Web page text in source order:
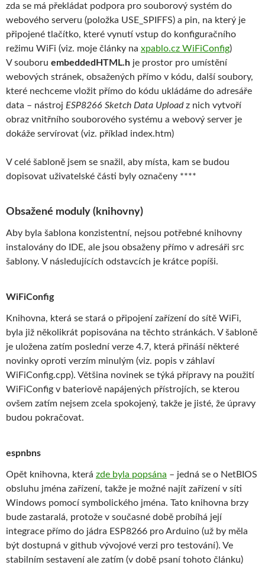
zda se má překládat podpora pro souborový systém do
webového serveru (položka USE_SPIFFS) a pin, na který je
připojené tlačítko, které vynutí vstup do konfiguračního
režimu WiFi (viz. moje články na xpablo.cz WiFiConfig)
V souboru embeddedHTML.h je prostor pro umístění
webových stránek, obsažených přímo v kódu, další soubory,
které nechceme vložit přímo do kódu ukládáme do adresáře
data – nástroj ESP8266 Sketch Data Uploadz nich vytvoří
obraz vnitřního souborového systému a webový server je
dokáže servírovat (viz. příklad index.htm)
V celé šabloně jsem se snažil, aby místa, kam se budou
dopisovat uživatelské části byly označeny ****
Obsažené moduly (knihovny)
Aby byla šablona konzistentní, nejsou potřebné knihovny
instalovány do IDE, ale jsou obsaženy přímo v adresáři src
šablony. V následujících odstavcích je krátce popíši.
WiFiConfig
Knihovna, která se stará o připojení zařízení do sítě WiFi,
byla již několikrát popisována na těchto stránkách. V šabloně
je uložena zatím poslední verze 4.7, která přináší některé
novinky oproti verzím minulým (viz. popis v záhlaví
WiFiConfig.cpp). Většina novinek se týká přípravy na použití
WiFiConfig v bateriově napájených přístrojích, se kterou
ovšem zatím nejsem zcela spokojený, takže je jisté, že úpravy
budou pokračovat.
espnbns
Opět knihovna, která zde byla popsána – jedná se o NetBIOS
obsluhu jména zařízení, takže je možné najít zařízení v síti
Windows pomocí symbolického jména. Tato knihovna brzy
bude zastaralá, protože v současné době probíhá její
integrace přímo do jádra ESP8266 pro Arduino (už by měla
být dostupná v github vývojové verzi pro testování). Ve
stabilním sestavení ale zatím (v době psaní tohoto článku)